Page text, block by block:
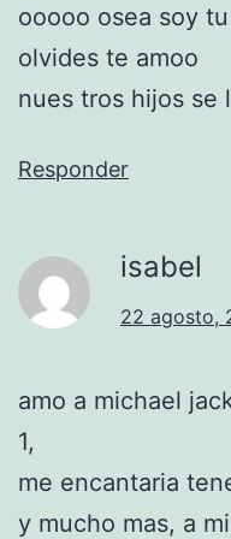
ooooo osea soy
olvides te amoo
nues tros hijos se
Responder
isabel
22 agosto,
amo a michael
1,
me encantaria
y mucho mas, a